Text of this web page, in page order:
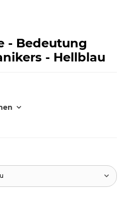
- Bedeutung
- Hellblau